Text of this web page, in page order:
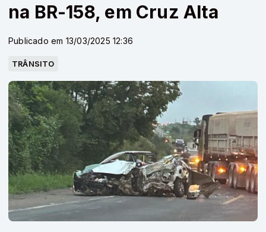
na BR-158, em Cruz Alta
Publicado em 13/03/2025 12:36
TRÂNSITO